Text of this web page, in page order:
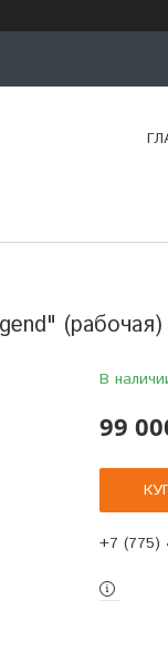
(рабочая)
В
99
+7 (775)